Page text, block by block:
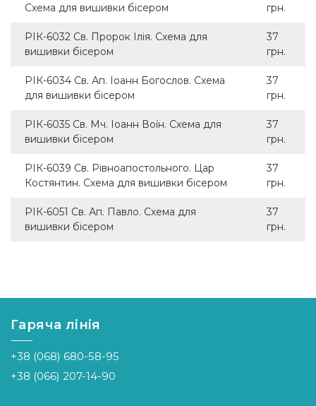
Схема для вишивки бісером
грн.
РІК-6032 Св. Пророк Ілія. Схема для
вишивки бісером
37
грн.
РІК-6034 Св. Ап. Іоанн Богослов. Схема
для вишивки бісером
37
грн.
РІК-6035 Св. Мч. Іоанн Воїн. Схема для
вишивки бісером
37
грн.
РІК-6039 Св. Рівноапостольного. Цар
Костянтин. Схема для вишивки бісером
37
грн.
РІК-6051 Св. Ап. Павло. Схема для
вишивки бісером
37
грн.
Гаряча лінія
+38 (068) 680-58-95
+38 (066) 207-14-90